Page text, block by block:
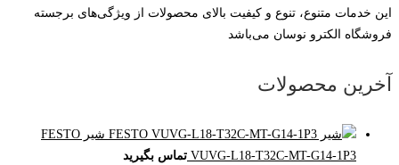
این خدمات متنوع، تنوع و کیفیت بالای محصولات از ویژگی‌های برجسته
فروشگاه الکترو نوسان می‌باشد
آخرین محصولات
شیر FESTO
VUVG-L18-T32C-MT-G14-1P3 تماس بگیرید